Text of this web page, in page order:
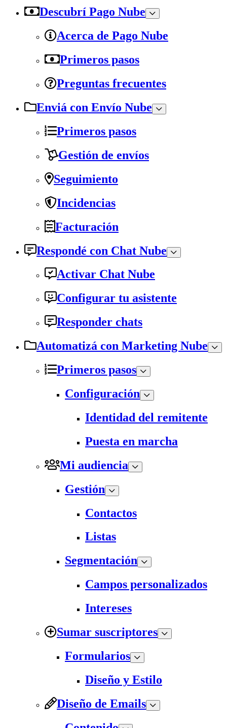
Descubrí Pago Nube
Acerca de Pago Nube
Primeros pasos
Preguntas frecuentes
Enviá con Envío Nube
Primeros pasos
Gestión de envíos
Seguimiento
Incidencias
Facturación
Respondé con Chat Nube
Activar Chat Nube
Configurar tu asistente
Responder chats
Automatizá con Marketing Nube
Primeros pasos
Configuración
Identidad del remitente
Puesta en marcha
Mi audiencia
Gestión
Contactos
Listas
Segmentación
Campos personalizados
Intereses
Sumar suscriptores
Formularios
Diseño y Estilo
Diseño de Emails